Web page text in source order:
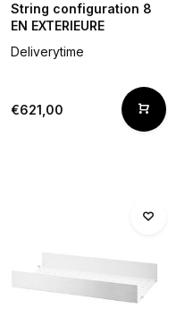
String configuration 8
EN EXTERIEURE
Deliverytime
€621,00